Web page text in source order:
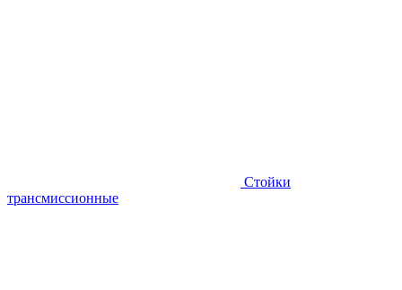
Стойки
трансмиссионные